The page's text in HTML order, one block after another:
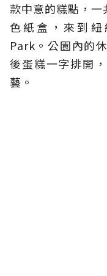
款中意的糕點，
色紙盒，來到
Park。公園內的
後蛋糕一字排開
藝。